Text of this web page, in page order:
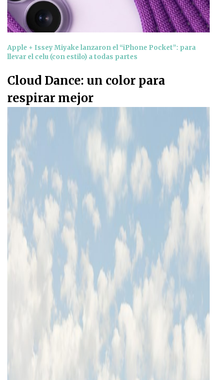
Apple + Issey Miyake lanzaron el “iPhone Pocket”: para
llevar el celu (con estilo) a todas partes
Cloud Dance: un color para
respirar mejor